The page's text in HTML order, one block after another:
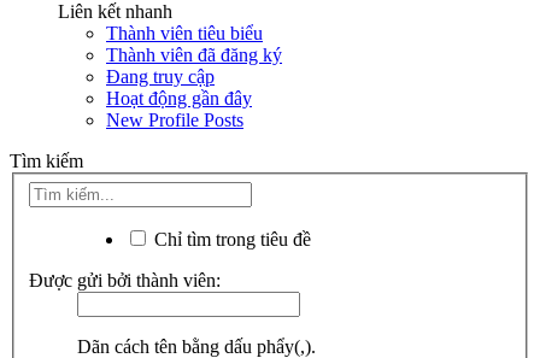
Liên kết nhanh
Thành viên tiêu biểu
Thành viên đã đăng ký
Đang truy cập
Hoạt động gần đây
New Profile Posts
Tìm kiếm
Chỉ tìm trong tiêu đề
Được gửi bởi thành viên:
Dãn cách tên bằng dấu phẩy(,).